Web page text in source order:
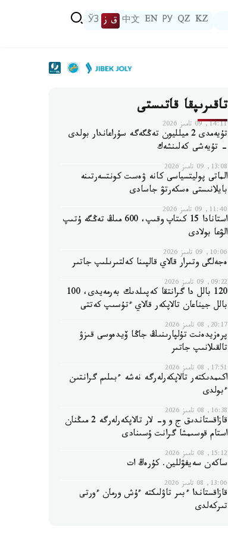
KZ
QZ
РУ
EN
中文 ق ز ЎЗ
تاقىرىپقا قاتىستى
14:11, 09 تامىز 2026
تۇيەمدى 2 ميلليون تەڭگەگە سۇراعاندار بولدى
- تۇيەشى كەلىنشەك
13:08, 09 تامىز 2026
الماتى پوليتسياسى كانە ۋەست كونتسەرتىنە
بايلانىستى ەسكەرتۋ جاسادى
11:40, 09 تامىز 2026
استانادا 15 كىتاپ وقىپ، 600 مىڭ تەڭگە ۇتىپ
الۋعا بولادى
10:06, 09 تامىز 2026
ەجەلگى وتىرار قالاي قالپىنا كەلتىرىلىپ جاتىر
09:22, 09 تامىز 2026
120 بالل دا گرانتقا كەپىلدىك بەرمەيدى، 100
بالل جيناعان تالاپكەر قالاي ءتۇسىپ كەتتى
20:17, 08 تامىز 2026
پرەزيدەنت تۇلپارىنىڭ جاڭا ۆيدەوسى قىزۋ
تالقىلانىپ جاتىر
17:51, 08 تامىز 2026
اكىمدىكتەر تالاپكەرلەرگە نەشە ءبىلىم گرانتىن
ءبولدى
16:38, 08 تامىز 2026
قازاقستاندىق ج و و- لار تالاپكەرلەرگە 2 مىڭنان
استام قوسىمشا گرانت ۇسىنادى
15:12, 08 تامىز 2026
ساكەن سەيفۋللين. كۇرەڭ ات
13:06, 08 تامىز 2026
قازاقستاندا ءبىر تاۋلىكتە ءۇش ورمان ءورتى
تىركەلدى